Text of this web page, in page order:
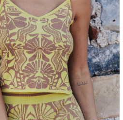
Cupom Primeira Compra
Aproveite 10% off